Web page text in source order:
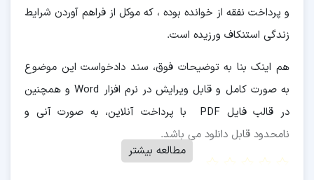
و پرداخت نفقه از خوانده بوده ، که موکل از فراهم آوردن شرایط
زندگی استنکاف ورزیده است.
هم اینک بنا به توضیحات فوق، سند دادخواست این موضوع
به صورت کامل و قابل ویرایش در نرم افزار Word و همچنین
در قالب فایل PDF با پرداخت آنلاین، به صورت آنی و
نامحدود قابل دانلود می باشد.
مطالعه بیشتر